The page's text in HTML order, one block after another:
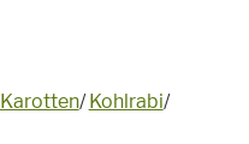
Karotten/Kohlrabi/